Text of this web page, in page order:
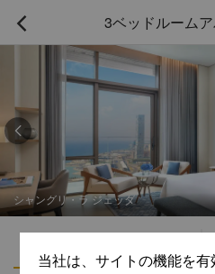
 3ベッドルーム
シャングリ・ラ ジェッダ

当社は、サイトの機能を有